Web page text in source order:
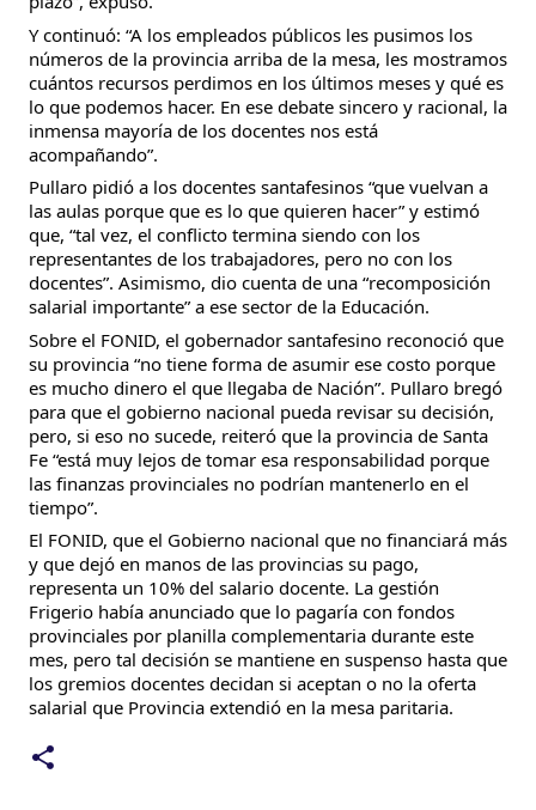
Y continuó: “A los empleados públicos les pusimos los
números de la provincia arriba de la mesa, les mostramos
cuántos recursos perdimos en los últimos meses y qué es
lo que podemos hacer. En ese debate sincero y racional, la
inmensa mayoría de los docentes nos está
acompañando”.
Pullaro pidió a los docentes santafesinos “que vuelvan a
las aulas porque que es lo que quieren hacer” y estimó
que, “tal vez, el conflicto termina siendo con los
representantes de los trabajadores, pero no con los
docentes”. Asimismo, dio cuenta de una “recomposición
salarial importante” a ese sector de la Educación.
Sobre el FONID, el gobernador santafesino reconoció que
su provincia “no tiene forma de asumir ese costo porque
es mucho dinero el que llegaba de Nación”. Pullaro bregó
para que el gobierno nacional pueda revisar su decisión,
pero, si eso no sucede, reiteró que la provincia de Santa
Fe “está muy lejos de tomar esa responsabilidad porque
las finanzas provinciales no podrían mantenerlo en el
tiempo”.
El FONID, que el Gobierno nacional que no financiará más
y que dejó en manos de las provincias su pago,
representa un 10% del salario docente. La gestión
Frigerio había anunciado que lo pagaría con fondos
provinciales por planilla complementaria durante este
mes, pero tal decisión se mantiene en suspenso hasta que
los gremios docentes decidan si aceptan o no la oferta
salarial que Provincia extendió en la mesa paritaria.